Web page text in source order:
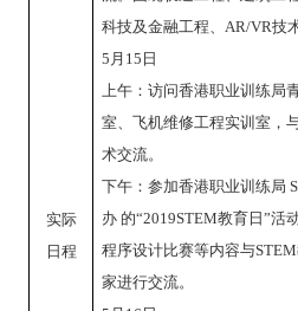
实际
日程
科技及金融工程、AR/VR技
5 月 15 日
上午：访问香港职业训练局
室、飞机维修工程实训室，
术交流。
下午：参加香港职业训练局
办 的“2019STEM教育日”活
程序设计比赛等内容与STEM
家进行交流。